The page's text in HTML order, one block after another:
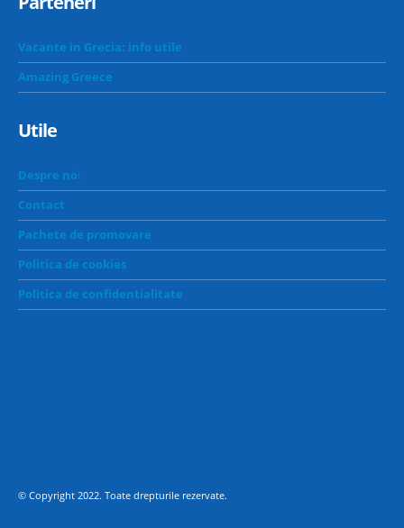
Vacante in Grecia: info utile
Amazing Greece
Utile
Despre noi
Contact
Pachete de promovare
Politica de cookies
Politica de confidentialitate
© Copyright 2022. Toate drepturile rezervate.